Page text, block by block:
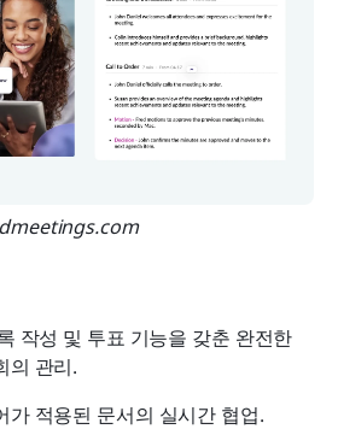
작성 및 투표 기능을 갖춘 완전한
의 관리.
가 적용된 문서의 실시간 협업.